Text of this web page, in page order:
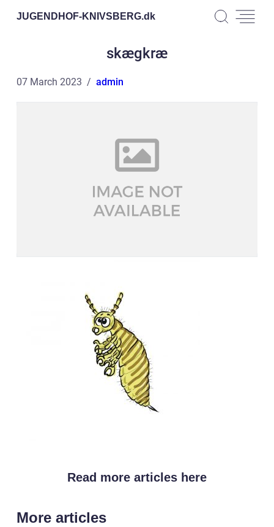
JUGENDHOF-KNIVSBERG.dk
skægkræ
07 March 2023 admin
Read more articles here
More articles